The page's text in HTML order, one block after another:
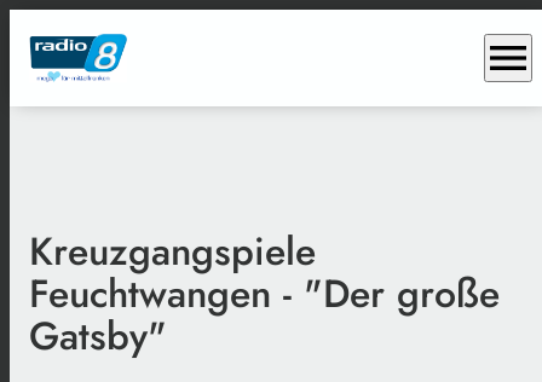
menu
Kreuzgangspiele
Feuchtwangen - "Der große
Gatsby"